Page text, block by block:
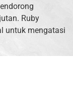
Ruby
untuk mengatasi